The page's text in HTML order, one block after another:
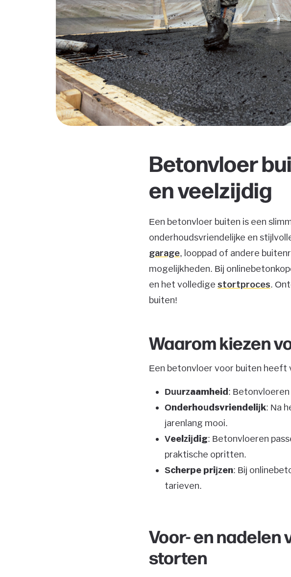
Betonvloer
en veelzijdig
Een betonvloer buiten is een
onderhoudsvriendelijke en
garage, looppad of andere
mogelijkheden. Bij
en het volledige stortproces.
buiten!
Waarom kiezen
Een betonvloer voor buiten heeft
Duurzaamheid :
Onderhoudsvriendelijk: Na
jarenlang mooi.
Veelzijdig: Betonvloeren
praktische opritten.
Scherpe prijzen: Bij
tarieven.
Voor- en
storten